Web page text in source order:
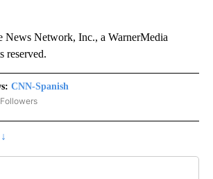
Network, Inc., a WarnerMedia
reserved.
CNN-Spanish
"CNN-SPANISH" TO RECEIVE NOTIFICATIONS ABOUT